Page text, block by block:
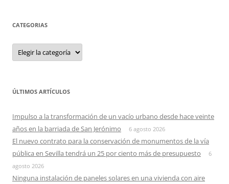
CATEGORIAS
Categorias
ÚLTIMOS ARTÍCULOS
Impulso a la transformación de un vacío urbano desde hace veinte
años en la barriada de San Jerónimo
6 agosto 2026
El nuevo contrato para la conservación de monumentos de la vía
pública en Sevilla tendrá un 25 por ciento más de presupuesto
6
agosto 2026
Ninguna instalación de paneles solares en una vivienda con aire